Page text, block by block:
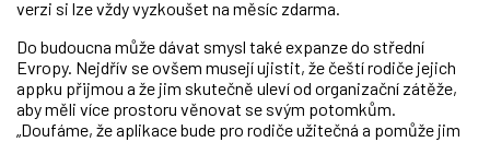
verzi si lze vždy vyzkoušet na měsíc zdarma.
Do budoucna může dávat smysl také expanze do střední
Evropy. Nejdřív se ovšem musejí ujistit, že čeští rodiče jejich
appku přijmou a že jim skutečně uleví od organizační zátěže,
aby měli více prostoru věnovat se svým potomkům.
„Doufáme, že aplikace bude pro rodiče užitečná a pomůže jim